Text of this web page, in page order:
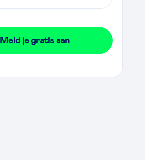
Meld je gratis aan